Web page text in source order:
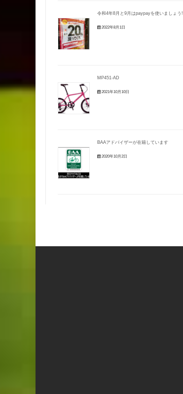
令和4年8月と9月はpaypayを使いましょう!
2022年8月1日
MP451-AD
2021年10月10日
BAAアドバイザーが在籍しています
2020年10月2日